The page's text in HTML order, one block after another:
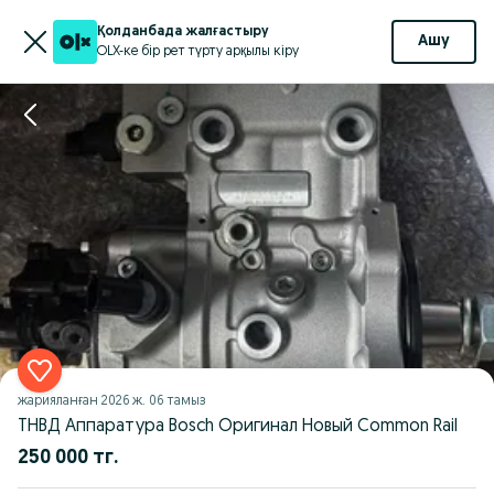
Қолданбада жалғастыру
OLX-ке бір рет түрту арқылы кіру
Ашу
жарияланған 2026 ж. 06 тамыз
ТНВД Аппаратура Bosch Оригинал Новый Common Rail
250 000 тг.